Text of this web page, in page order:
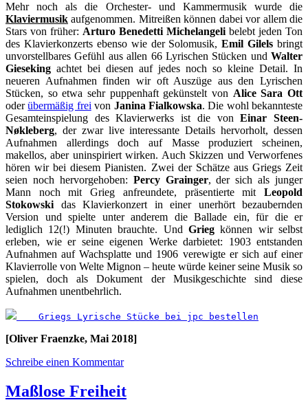
Mehr noch als die Orchester- und Kammermusik wurde die
Klaviermusik aufgenommen. Mitreißen können dabei vor allem die
Stars von früher: Arturo Benedetti Michelangeli belebt jeden Ton
des Klavierkonzerts ebenso wie der Solomusik,Emil Gilels bringt
unvorstellbares Gefühl aus allen 66 Lyrischen Stücken und Walter
Gieseking achtet bei diesen auf jedes noch so kleine Detail. In
neueren Aufnahmen finden wir oft Auszüge aus den Lyrischen
Stücken, so etwa sehr puppenhaft gekünstelt von Alice Sara Ott
oderübermäßig frei von Janina Fialkowska. Die wohl bekannteste
Gesamteinspielung des Klavierwerks ist die vonEinar Steen-
Nøkleberg, der zwar live interessante Details hervorholt, dessen
Aufnahmen allerdings doch auf Masse produziert scheinen,
makellos, aber uninspiriert wirken. Auch Skizzen und Verworfenes
hören wir bei diesem Pianisten. Zwei der Schätze aus Griegs Zeit
seien noch hervorgehoben: Percy Grainger, der sich als junger
Mann noch mit Grieg anfreundete, präsentierte mit Leopold
Stokowski das Klavierkonzert in einer unerhört bezaubernden
Version und spielte unter anderem die Ballade ein, für die er
lediglich 12(!) Minuten brauchte. Und Griegkönnen wir selbst
erleben, wie er seine eigenen Werke darbietet: 1903 entstanden
Aufnahmen auf Wachsplatte und 1906 verewigte er sich auf einer
Klavierrolle von Welte Mignon – heute würde keiner seine Musik so
spielen, doch als Dokument der Musikgeschichte sind diese
Aufnahmen unentbehrlich.
Griegs Lyrische Stücke bei jpc bestellen
[Oliver Fraenzke, Mai 2018]
Schreibe einen Kommentar
Maßlose Freiheit